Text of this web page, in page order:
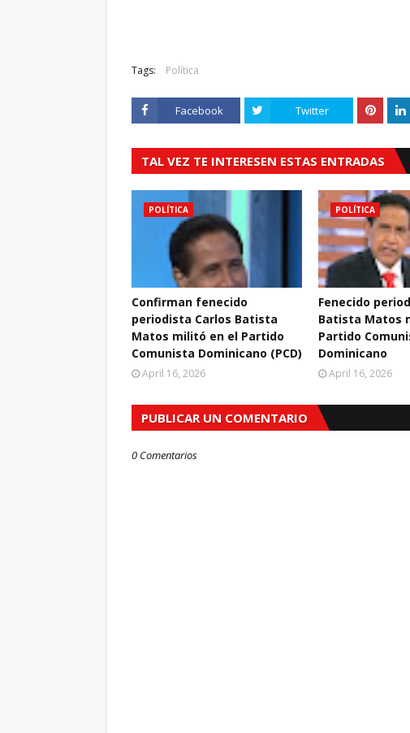
Tags: Política
Facebook Twitter
TAL VEZ TE INTERESEN ESTAS ENTRADAS
POLÍTICA
Confirman fenecido
periodista Carlos Batista
Matos militó en el Partido
Comunista Dominicano (PCD)
April 16, 2026
POLÍTICA
Fenecido
Batista Matos
Partido
Dominicano
April 16, 2026
PUBLICAR UN COMENTARIO
0 Comentarios